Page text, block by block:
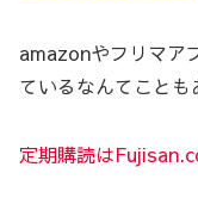
amazonやフリマア
ているなんてことも
定期購読は